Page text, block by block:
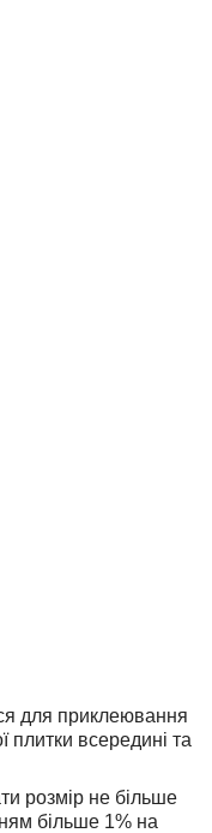
для приклеювання
плитки всередині та
розмір не більше
більше 1% на